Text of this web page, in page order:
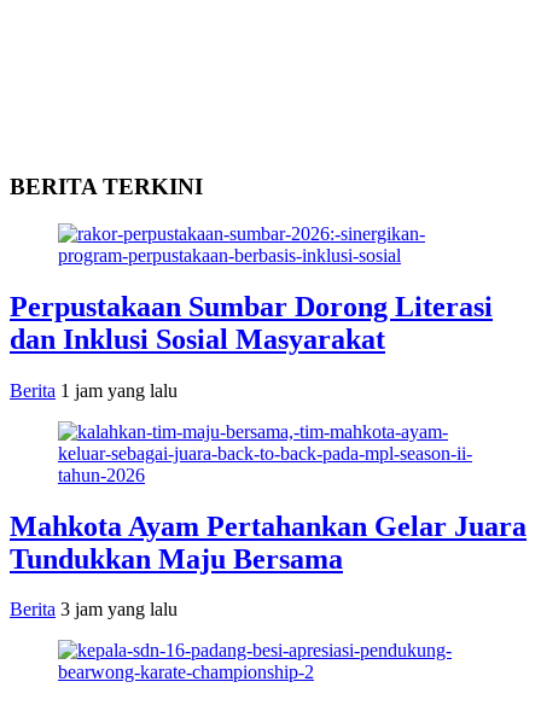
BERITA TERKINI
Perpustakaan Sumbar Dorong Literasi
dan Inklusi Sosial Masyarakat
Berita 1 jam yang lalu
Mahkota Ayam Pertahankan Gelar Juara
Tundukkan Maju Bersama
Berita 3 jam yang lalu